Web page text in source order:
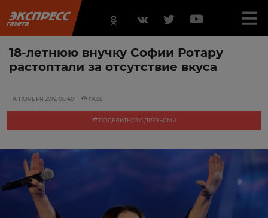
18-летнюю внучку Софии Ротару
растоптали за отсутствие вкуса
16 НОЯБРЯ 2019, 08:40 17658
ПОДЕЛИТЬСЯ С ДРУЗЬЯМИ